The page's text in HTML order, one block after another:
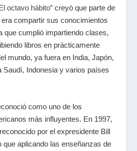
octavo hábito” creyó que parte de
compartir sus conocimientos
que cumplió impartiendo clases,
libros en prácticamente
mundo, ya fuera en India, Japón,
Saudí, Indonesia y varios países
como uno de los
más influyentes. En 1997,
por el expresidente Bill
que aplicando las enseñanzas de